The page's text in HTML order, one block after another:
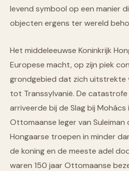
levend symbool op een manier
objecten ergens ter wereld
Het middeleeuwse Koninkrijk
Europese macht, op zijn piek
grondgebied dat zich uitstrekte
tot Transsylvanië. De catastrofe
arriveerde bij de Slag bij Mohács
Ottomaanse leger van Suleiman
Hongaarse troepen in minder
de koning en de meeste adel
waren 150 jaar Ottomaanse